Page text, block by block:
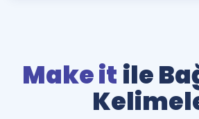
Make it ile